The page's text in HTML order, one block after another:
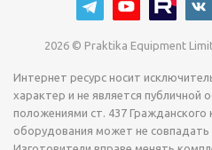
2026 © Praktika Equipment
Интернет ресурс носит
характер и не является публичной
положениями ст. 437
оборудования может не